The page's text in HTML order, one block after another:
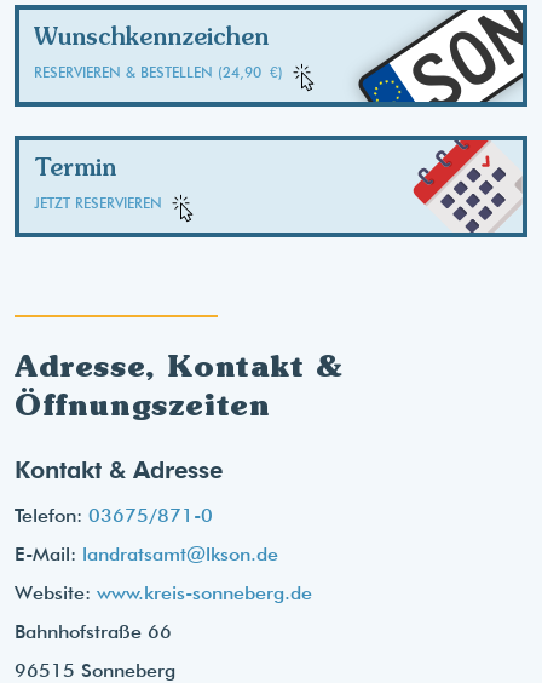
Wunschkennzeichen
RESERVIEREN & BESTELLEN (24,90 €)
Termin
JETZT RESERVIEREN
Adresse, Kontakt &
Öffnungszeiten
Kontakt & Adresse
Telefon: 03675/871-0
E-Mail: landratsamt@lkson.de
Website: www.kreis-sonneberg.de
Bahnhofstraße 66
96515 Sonneberg